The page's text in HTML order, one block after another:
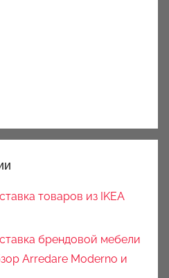
товаров из IKEA
брендовой мебели
Arredare Moderno и